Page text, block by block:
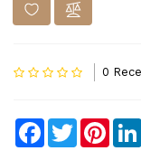
0
Facebook
Twitter